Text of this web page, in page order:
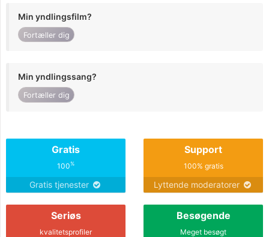
Min yndlingsfilm?
Fortæller dig
Min yndlingssang?
Fortæller dig
Gratis
100%
Gratis tjenester
Support
100% gratis
Lyttende moderatorer
Seriøs
kvalitetsprofiler
Besøgende
Meget besøgt